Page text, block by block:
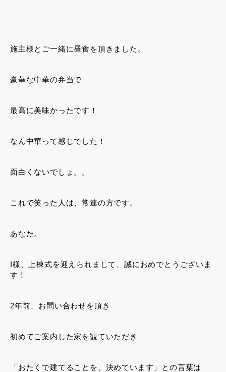
施主様とご一緒に昼食を頂きました。
豪華な中華の弁当で
最高に美味かったです！
なん中華って感じでした！
面白くないでしょ。。
これで笑った人は、常連の方です。
あなた。
I様、上棟式を迎えられまして、誠におめでとうございま
す！
2年前、お問い合わせを頂き
初めてご案内した家を観ていただき
「おたくで建てることを、決めています」との言葉は